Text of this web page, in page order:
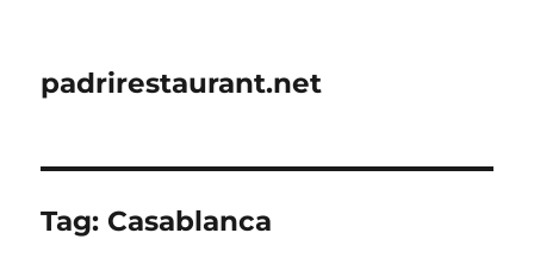
padrirestaurant.net
Tag: Casablanca